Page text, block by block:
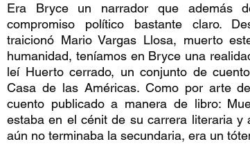
Era Bryce un narrador que además
compromiso político bastante claro.
traicionó Mario Vargas Llosa, muerto
humanidad, teníamos en Bryce una
leí Huerto cerrado, un conjunto de
Casa de las Américas. Como por arte
cuento publicado a manera de libro:
estaba en el cénit de su carrera literaria y
aún no terminaba la secundaria, era un